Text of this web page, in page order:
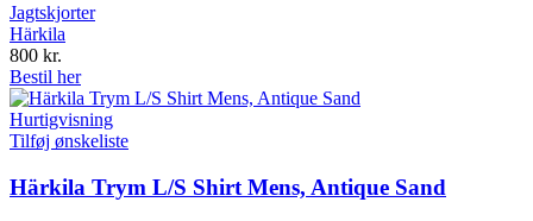
Jagtskjorter
Härkila
800 kr.
Bestil her
Hurtigvisning
Tilføj ønskeliste
Härkila Trym L/S Shirt Mens, Antique Sand